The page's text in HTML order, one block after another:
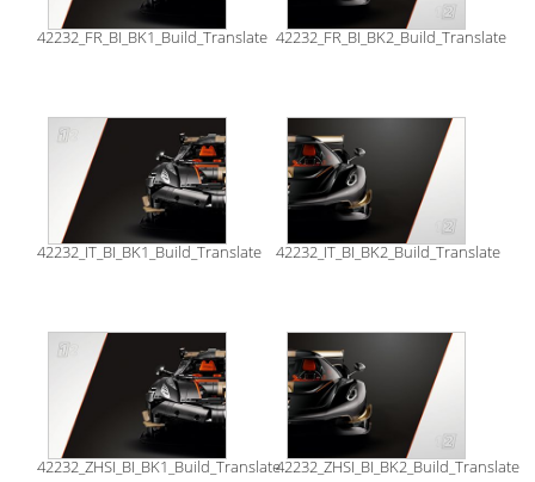
42232_FR_BI_BK1_Build_Translate 42232_FR_BI_BK2_Build_Translate
42232_IT_BI_BK1_Build_Translate 42232_IT_BI_BK2_Build_Translate
42232_ZHSI_BI_BK1_Build_Translate42232_ZHSI_BI_BK2_Build_Translate